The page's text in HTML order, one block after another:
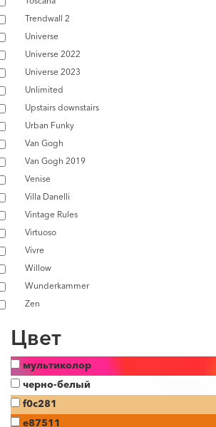
Trendwall 2
Universe
Universe 2022
Universe 2023
Unlimited
Upstairs downstairs
Urban Funky
Van Gogh
Van Gogh 2019
Venise
Villa Danelli
Vintage Rules
Virtuoso
Vivre
Willow
Wunderkammer
Zen
Цвет
мультиколор
черно-белый
f0c281
e87511